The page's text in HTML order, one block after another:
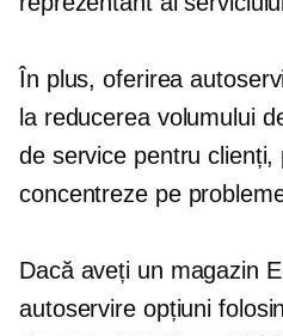
În plus, oferirea
la reducerea volumului
de service pentru
concentreze pe
Dacă aveți un magazin
autoservireopțiuni